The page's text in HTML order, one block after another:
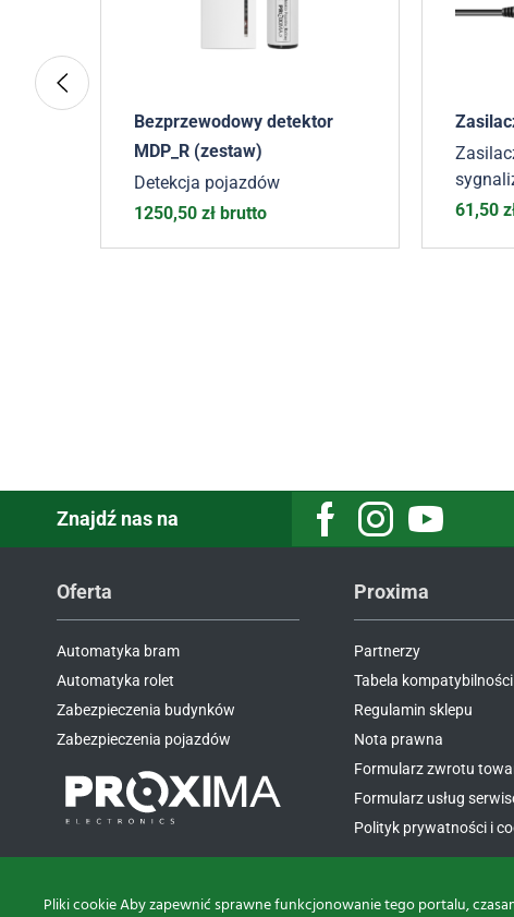
Bezprzewodowy detektor
MDP_R (zestaw)
Detekcja pojazdów
1250,50 zł brutto 61,50
Znajdź nas na
Oferta
Automatyka bram
Automatyka rolet
Zabezpieczenia budynków
Zabezpieczenia pojazdów
Proxima
Partnerzy
Tabela kompatybilności
Regulamin sklepu
Nota prawna
Formularz zwrotu
Formularz usług
Polityk prywatności i
Pliki cookie Aby zapewnić sprawne funkcjonowanie tego portalu,